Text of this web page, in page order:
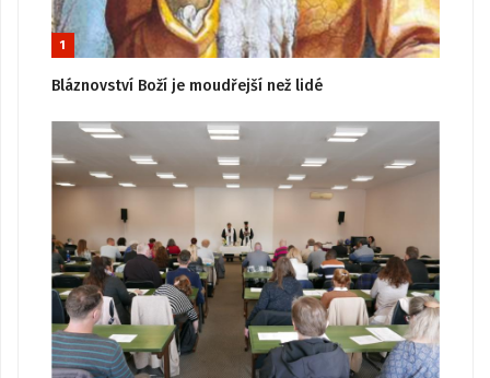
1
Bláznovství Boží je moudřejší než lidé